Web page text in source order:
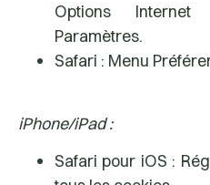
Options
Paramètres.
Safari : Menu
iPhone/iPad :
Safari pour iOS :